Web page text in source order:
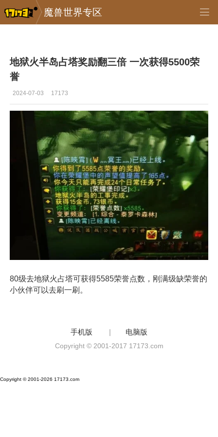
魔兽世界专区
专区_《魔兽世界》 >
地狱火半岛占塔奖励翻三倍 一次获得5500荣
誉
2024-07-03 17173
80级去地狱火占塔可获得5585荣誉点数，刚满级缺荣誉的
小伙伴可以去刷一刷。
手机版 | 电脑版
Copyright © 2001-2017 17173.com
Copyright © 2001-2026 17173.com